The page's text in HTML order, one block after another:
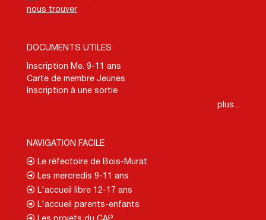
nous trouver
DOCUMENTS UTILES
Inscription Me. 9-11 ans
Carte de membre Jeunes
Inscription à une sortie
plus...
NAVIGATION FACILE
Le réfectoire de Bois-Murat
Les mercredis 9-11 ans
L'accueil libre 12-17 ans
L'accueil parents-enfants